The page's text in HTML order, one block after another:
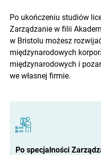
Po ukończeniu studiów
Zarządzanie w filii
w Bristolu możesz
międzynarodowych
międzynarodowych i
we własnej firmie.
Po specjalności